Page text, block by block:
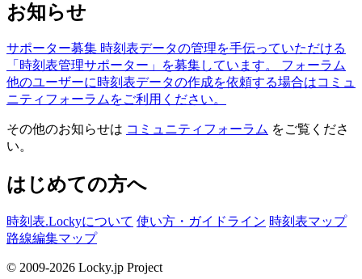
お知らせ
サポーター募集 時刻表データの管理を手伝っていただける
「時刻表管理サポーター」を募集しています。
フォーラム
他のユーザーに時刻表データの作成を依頼する場合はコミュ
ニティフォーラムをご利用ください。
その他のお知らせは コミュニティフォーラム をご覧くださ
い。
はじめての方へ
時刻表.Lockyについて 使い方・ガイドライン 時刻表マップ
路線編集マップ
© 2009-2026 Locky.jp Project